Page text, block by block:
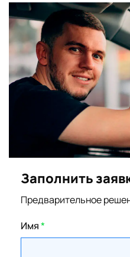
Заполнить
Предварительное
Имя*